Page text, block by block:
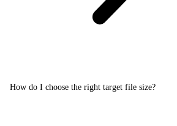
How do I choose the right target file size?